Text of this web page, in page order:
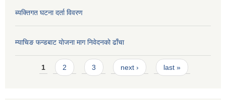
ब्यक्तिगत घटना दर्ता विवरण
म्याचिङ फन्डबाट याेजना माग निवेदनकाे ढाँचा
Pages
1 2 3 next › last »